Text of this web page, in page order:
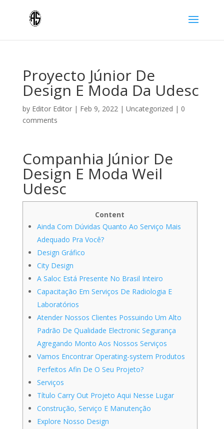
Proyecto Júnior De
Design E Moda Da Udesc
by Editor Editor| Feb 9, 2022| Uncategorized | 0
comments
Companhia Júnior De
Design E Moda Weil
Udesc
Content
Ainda Com Dúvidas Quanto Ao Serviço Mais
Adequado Pra Você?
Design Gráfico
City Design
A Saloc Está Presente No Brasil Inteiro
Capacitação Em Serviços De Radiologia E
Laboratórios
Atender Nossos Clientes Possuindo Um Alto
Padrão De Qualidade Electronic Segurança
Agregando Monto Aos Nossos Serviços
Vamos Encontrar Operating-system Produtos
Perfeitos Afin De O Seu Projeto?
Serviços
Título Carry Out Projeto Aqui Nesse Lugar
Construção, Serviço E Manutenção
Explore Nosso Design